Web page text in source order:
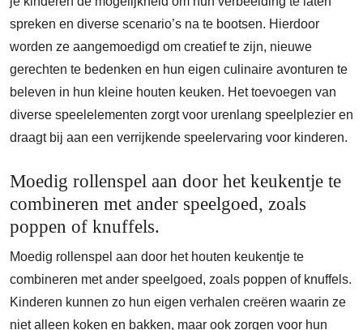
spreken en diverse scenario’s na te bootsen. Hierdoor
worden ze aangemoedigd om creatief te zijn, nieuwe
gerechten te bedenken en hun eigen culinaire avonturen te
beleven in hun kleine houten keuken. Het toevoegen van
diverse speelelementen zorgt voor urenlang speelplezier en
draagt bij aan een verrijkende speelervaring voor kinderen.
Moedig rollenspel aan door het keukentje te
combineren met ander speelgoed, zoals
poppen of knuffels.
Moedig rollenspel aan door het houten keukentje te
combineren met ander speelgoed, zoals poppen of knuffels.
Kinderen kunnen zo hun eigen verhalen creëren waarin ze
niet alleen koken en bakken, maar ook zorgen voor hun